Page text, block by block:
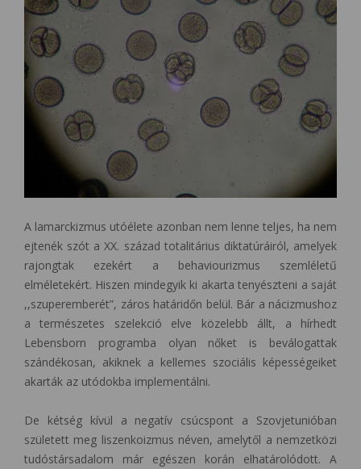
A lamarckizmus utóélete azonban nem lenne teljes, ha nem
ejtenék szót a XX. század totalitárius diktatúráiról, amelyek
rajongtak ezekért a behaviourizmus szemléletű
elméletekért. Hiszen mindegyik ki akarta tenyészteni a saját
,,szuperemberét”, záros határidőn belül. Bár a nácizmushoz
a természetes szelekció elve közelebb állt, a hírhedt
Lebensborn programba olyan nőket is beválogattak
szándékosan, akiknek a kellemes szociális képességeiket
akarták az utódokba implementálni.
De kétség kívül a negatív csúcspont a Szovjetunióban
született meg liszenkoizmus néven, amelytől a nemzetközi
tudóstársadalom már egészen korán elhatárolódott. A